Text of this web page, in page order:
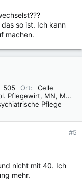
so ist. Ich kann
machen.
505 Ort
Celle
Fachpfleger Psychiatrie, Dipl. Pflegewirt, MN, MSc
Pflege
#5
nicht mit 40. Ich
mehr.